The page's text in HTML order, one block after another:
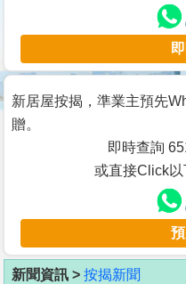
宅
谷
按
客
新居屋按揭，準業主預先
贈。
即時查詢
或直接Click以
新聞資訊 > 按揭新聞